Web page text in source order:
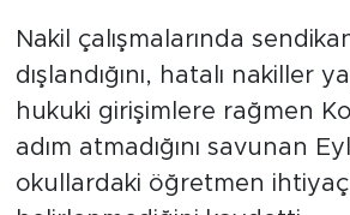
Nakil çalışmalarında
dışlandığını, hatalı nakiller
hukuki girişimlere rağmen
adım atmadığını savunan
okullardaki öğretmen